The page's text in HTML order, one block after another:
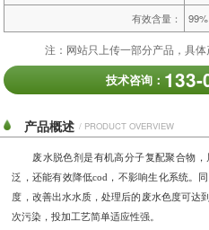
有效含量：
99%
注：网站只上传一部分产品，具
技术咨询： 133-
产品概述 / PRODUCT OVERVIEW
废水脱色剂是有机高分子复配聚合物，
泛，还能有效降低cod，不影响生化系统。
度，改善出水水质，处理后的废水色度可达
次污染，投加工艺简单适应性强。